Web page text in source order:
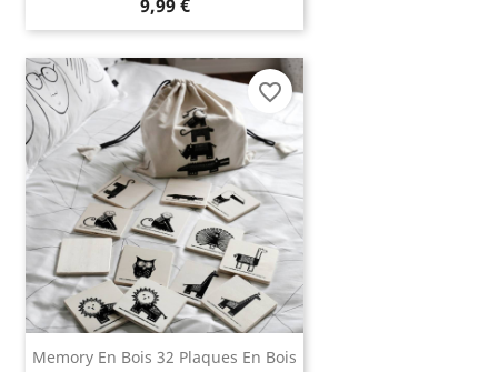
9,99 €
Memory En Bois 32 Plaques En Bois
favorite_border